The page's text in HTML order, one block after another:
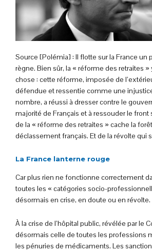
Source [Polémia] : Il flotte sur la France un
règne. Bien sûr, la « réforme des retraites
chose : cette réforme, imposée de
défendue et ressentie comme une
nombre, a réussi à dresser contre le
majorité de Français et à ressouder le front
de la « réforme des retraites » cache la
déclassement français. Et de la révolte qui
La France lanterne rouge
Car plus rien ne fonctionne correctement
toutes les « catégories socio-
désormais en crise, en doute ou en révolte.
À la crise de l’hôpital public, révélée par le
désormais celle de toutes les professions
les pénuries de médicaments. Les